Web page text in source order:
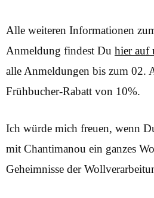
Alle weiteren Informationen
Anmeldung findest Du hier auf
alle Anmeldungen bis zum 02.
Frühbucher-Rabatt von 10%.
Ich würde mich freuen, wenn
mit Chantimanou ein ganzes
Geheimnisse der